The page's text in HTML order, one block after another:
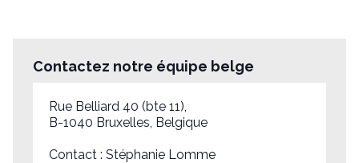
Contactez notre équipe belge
Rue Belliard 40 (bte 11),
B-1040 Bruxelles, Belgique
Contact : Stéphanie Lomme